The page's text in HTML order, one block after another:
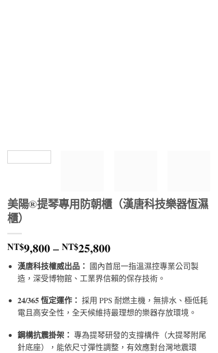
美陽®提琴專用防朝櫃（漢唐科技樂器恆濕
櫃）
NT$9,800– NT$25,800價
格
範
圍：
NT$9,800
到
NT$25,800
漢唐科技權威出品： 國內首屈一指溫濕控專業公司製
造，深受博物館、工業界信賴的保存技術。
24/365 恆定運作： 採用 PPS 耐燃主機，無排水、極低耗
電且高安全性，全天候維持最理想的樂器存放環境。
鋼構抗震掛架： 專為提琴研發的支撐構件（大提琴附尾
針底座），能依尺寸彈性調整，有效應對台灣地震環